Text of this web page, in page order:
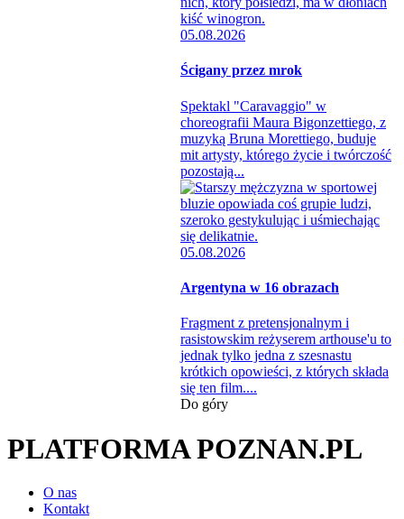
05.08.2026
Ścigany przez mrok
Spektakl "Caravaggio" w
choreografii Maura Bigonzettiego, z
muzyką Bruna Morettiego, buduje
mit artysty, którego życie i twórczość
pozostają...
05.08.2026
Argentyna w 16 obrazach
Fragment z pretensjonalnym i
rasistowskim reżyserem arthouse'u to
jednak tylko jedna z szesnastu
krótkich opowieści, z których składa
się ten film....
Do góry
PLATFORMA POZNAN.PL
O nas
Kontakt